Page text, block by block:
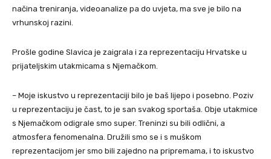
načina treniranja, videoanalize pa do uvjeta, ma sve je bilo na
vrhunskoj razini.
Prošle godine Slavica je zaigrala i za reprezentaciju Hrvatske u
prijateljskim utakmicama s Njemačkom.
– Moje iskustvo u reprezentaciji bilo je baš lijepo i posebno. Poziv
u reprezentaciju je čast, to je san svakog sportaša. Obje utakmice
s Njemačkom odigrale smo super. Treninzi su bili odlični, a
atmosfera fenomenalna. Družili smo se i s muškom
reprezentacijom jer smo bili zajedno na pripremama, i to iskustvo